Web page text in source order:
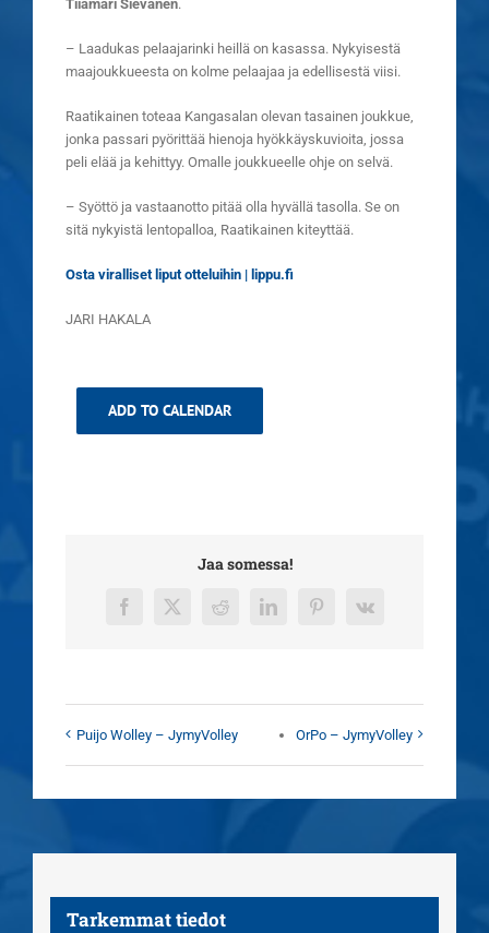
Tiiamari Sievänen.
– Laadukas pelaajarinki heillä on kasassa. Nykyisestä
maajoukkueesta on kolme pelaajaa ja edellisestä viisi.
Raatikainen toteaa Kangasalan olevan tasainen joukkue,
jonka passari pyörittää hienoja hyökkäyskuvioita, jossa
peli elää ja kehittyy. Omalle joukkueelle ohje on selvä.
– Syöttö ja vastaanotto pitää olla hyvällä tasolla. Se on
sitä nykyistä lentopalloa, Raatikainen kiteyttää.
Osta viralliset liput otteluihin | lippu.fi
JARI HAKALA
ADD TO CALENDAR
Jaa somessa!
Facebook
X RedditLinkedInPinterest
Vk
Puijo Wolley – JymyVolley OrPo – JymyVolley
Tarkemmat tiedot